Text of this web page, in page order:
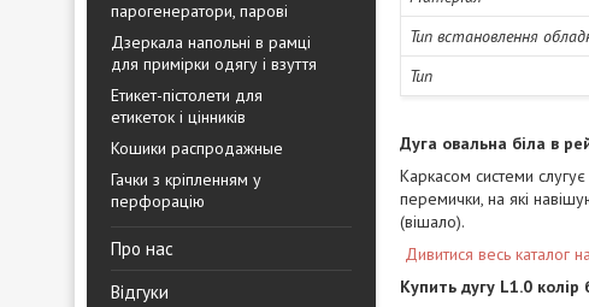
парогенератори, парові
Дзеркала напольні в рамці
для примірки одягу і взуття
Етикет-пістолети для
етикеток і цінників
Кошики распродажные
Гачки з кріпленням у
перфорацію
Про нас
Відгуки
Тип встановлення
Тип
Дуга овальна біла в
Каркасом системи
перемички, на які
(вішало).
Дивитися весь каталог
Купить дугу L1.0 колір